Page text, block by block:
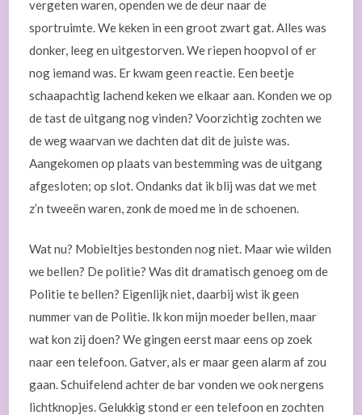
vergeten waren, openden we de deur naar de
sportruimte. We keken in een groot zwart gat. Alles was
donker, leeg en uitgestorven. We riepen hoopvol of er
nog iemand was. Er kwam geen reactie. Een beetje
schaapachtig lachend keken we elkaar aan. Konden we op
de tast de uitgang nog vinden? Voorzichtig zochten we
de weg waarvan we dachten dat dit de juiste was.
Aangekomen op plaats van bestemming was de uitgang
afgesloten; op slot. Ondanks dat ik blij was dat we met
z’n tweeën waren, zonk de moed me in de schoenen.
Wat nu? Mobieltjes bestonden nog niet. Maar wie wilden
we bellen? De politie? Was dit dramatisch genoeg om de
Politie te bellen? Eigenlijk niet, daarbij wist ik geen
nummer van de Politie. Ik kon mijn moeder bellen, maar
wat kon zij doen? We gingen eerst maar eens op zoek
naar een telefoon. Gatver, als er maar geen alarm af zou
gaan. Schuifelend achter de bar vonden we ook nergens
lichtknopjes. Gelukkig stond er een telefoon en zochten